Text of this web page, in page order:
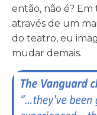
então, não é?
através de um
do teatro, eu
mudar demais.